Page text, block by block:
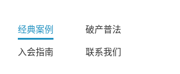
经典案例
破产普法
入会指南 联系我们